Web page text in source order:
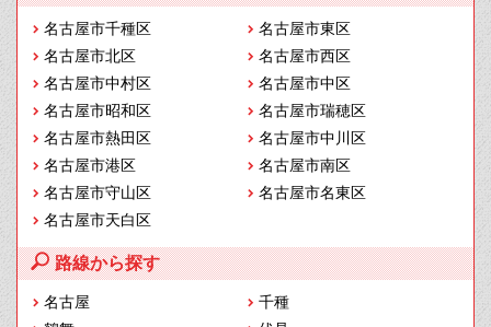
名古屋市千種区
名古屋市東区
名古屋市北区
名古屋市西区
名古屋市中村区
名古屋市中区
名古屋市昭和区
名古屋市瑞穂区
名古屋市熱田区
名古屋市中川区
名古屋市港区
名古屋市南区
名古屋市守山区
名古屋市名東区
名古屋市天白区
路線から探す
名古屋
千種